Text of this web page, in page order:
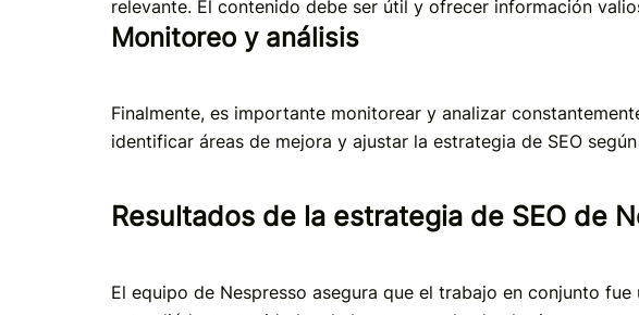
relevante. El contenido debe ser útil y ofrecer información
Monitoreo y análisis
Finalmente, es importante monitorear y analizar
identificar áreas de mejora y ajustar la estrategia de SEO
Resultados de la estrategia de SEO de
El equipo de Nespresso asegura que el trabajo en conjunto